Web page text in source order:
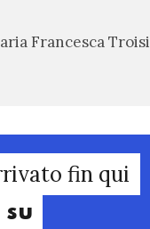
Francesca Troisi
fin qui
su